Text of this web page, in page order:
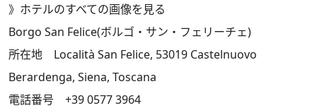
》 ホテルのすべての画像を見る
Borgo San Felice(ボルゴ・サン・フェリーチェ)
所在地 Località San Felice, 53019 Castelnuovo
Berardenga, Siena, Toscana
電話番号 +39 0577 3964